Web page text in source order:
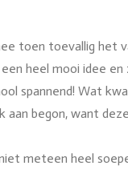
toen toevallig het
heel mooi idee
spannend! Wat
begon, want
meteen heel